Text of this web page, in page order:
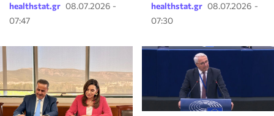
healthstat.gr 08.07.2026 -
07:47
healthstat.gr 08.07.2026 -
07:30